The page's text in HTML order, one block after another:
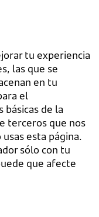
tu experiencia
las que se
en tu
el
de la
terceros que nos
esta página.
sólo con tu
que afecte